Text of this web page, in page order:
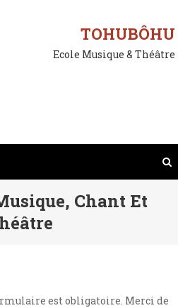
TOHUBÔHU
Ecole Musique & Théâtre
Chant Et
est obligatoire. Merci de